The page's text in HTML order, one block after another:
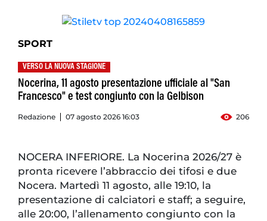
SPORT
VERSO LA NUOVA STAGIONE
Nocerina, 11 agosto presentazione ufficiale al "San
Francesco" e test congiunto con la Gelbison
Redazione 07 agosto 2026 16:03 206
NOCERA INFERIORE. La Nocerina 2026/27 è
pronta ricevere l’abbraccio dei tifosi e due
Nocera. Martedì 11 agosto, alle 19:10, la
presentazione di calciatori e staff; a seguire,
alle 20:00, l’allenamento congiunto con la